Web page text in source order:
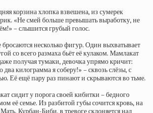
корзина хлопка взвешена, из сумерек
«Не смей больше превышать выработку, не
– слышится грубый голос.
несколько фигур. Один выхватывает
со всего размаха бьёт её кулаком. Мамлакат
получая тумаки, девочка упрямо кричит:
два килограмма я соберу!» – сквозь слёзы, с
Её ещё пару раз пинают и скрываются во тьме.
сидит у порога своей кибитки – бедного
её семье. Из разбитой губы сочится кровь, на
Курбан-Биби, в тревоге склоняется над